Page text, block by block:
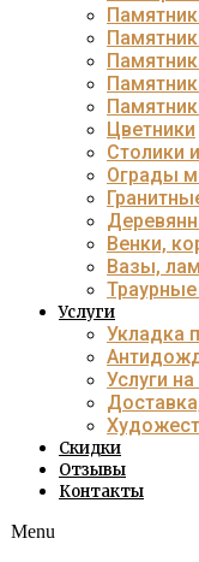
Цветники
Столики
Ограды
Венки,
Вазы,
Услуги
Укладка
Услуги
Скидки
Отзывы
Контакты
Menu